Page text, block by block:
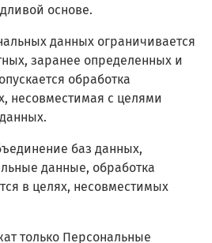
основе.
данных ограничивается
заранее определенных и
обработка
несовместимая с целями
баз данных,
данные, обработка
в целях, несовместимых
только Персональные